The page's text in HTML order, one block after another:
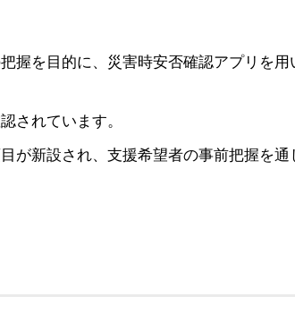
握を目的に、災害時安否確認アプリを用
されています。
が新設され、支援希望者の事前把握を通